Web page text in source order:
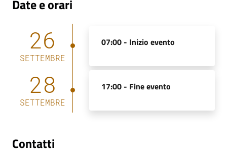
Date e orari
26
SETTEMBRE
07:00 - Inizio evento
28
SETTEMBRE
17:00 - Fine evento
Contatti